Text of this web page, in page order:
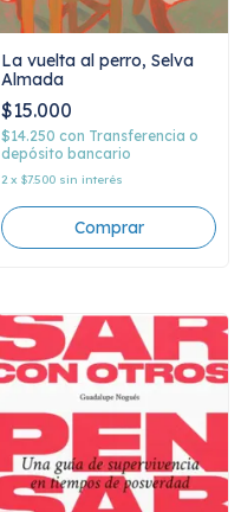
La vuelta al perro, Selva
Almada
$15.000
$14.250 con Transferencia o
depósito bancario
2 x $7.500 sin interés